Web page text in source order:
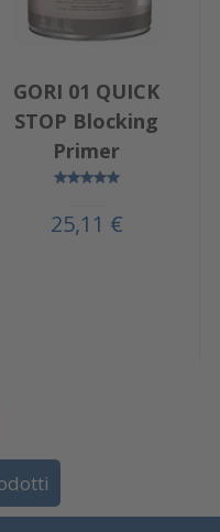
GORI 01 QUICK
STOP Blocking
Primer
25,11 €